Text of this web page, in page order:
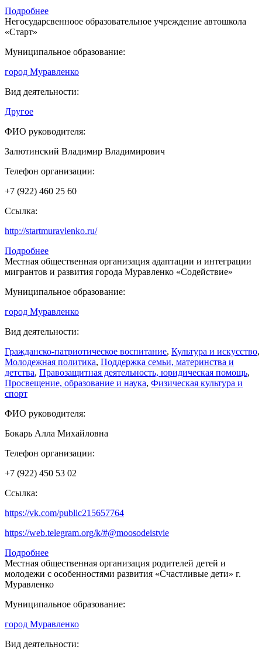
Подробнее
Негосударсвенноое образовательное учреждение автошкола
«Старт»
Муниципальное образование:
город Муравленко
Вид деятельности:
Другое
ФИО руководителя:
Залютинский Владимир Владимирович
Телефон организации:
+7 (922) 460 25 60
Ссылка:
http://startmuravlenko.ru/
Подробнее
Местная общественная организация адаптации и интеграции
мигрантов и развития города Муравленко «Содействие»
Муниципальное образование:
город Муравленко
Вид деятельности:
Гражданско-патриотическое воспитание, Культура и искусство,
Молодежная политика, Поддержка семьи, материнства и
детства, Правозащитная деятельность, юридическая помощь,
Просвещение, образование и наука, Физическая культура и
спорт
ФИО руководителя:
Бокарь Алла Михайловна
Телефон организации:
+7 (922) 450 53 02
Ссылка:
https://vk.com/public215657764
https://web.telegram.org/k/#@moosodeistvie
Подробнее
Местная общественная организация родителей детей и
молодежи с особенностями развития «Счастливые дети» г.
Муравленко
Муниципальное образование:
город Муравленко
Вид деятельности: